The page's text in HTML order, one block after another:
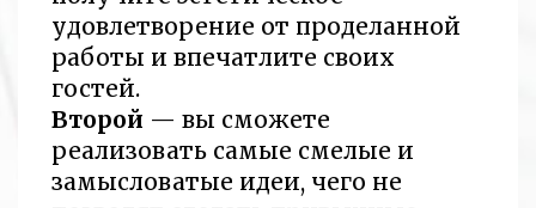
удовлетворение от проделанной
работы и впечатлите своих
гостей.
Второй — вы сможете
реализовать самые смелые и
замысловатые идеи, чего не